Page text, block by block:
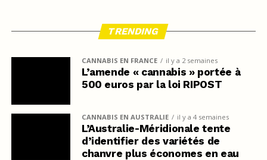
TRENDING
CANNABIS EN FRANCE il y a 2 semaines
L’amende « cannabis » portée à
500 euros par la loi RIPOST
CANNABIS EN AUSTRALIE il y a 4 semaines
L’Australie-Méridionale tente
d’identifier des variétés de
chanvre plus économes en eau